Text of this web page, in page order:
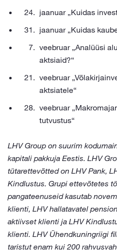
jaanuar „Kuidas
jaanuar „Kuidas
veebruar „Analüüsi
aktsiaid?“
veebruar
aktsiatele“
veebruar
tutvustus“
LHV Group on suurim
kapitali pakkuja Eestis. LHV
tütarettevõtted on LHV Pank,
Kindlustus. Grupi ettevõtetes
pangateenuseid kasutab
klienti, LHV hallatavatel
aktiivset klienti ja LHV
klienti. LHV Ühendkuningriigi
taristut enam kui 200